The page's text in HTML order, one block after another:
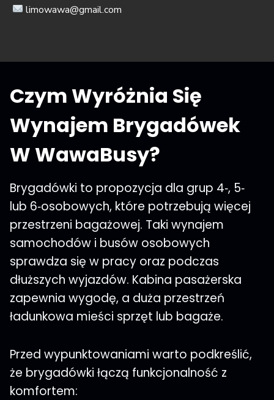
limowawa@gmail.com
Czym Wyróżnia Się
Wynajem Brygadówek
W WawaBusy?
Brygadówki to propozycja dla grup 4‑, 5‑
lub 6‑osobowych, które potrzebują więcej
przestrzeni bagażowej. Taki wynajem
samochodów i busów osobowych
sprawdza się w pracy oraz podczas
dłuższych wyjazdów. Kabina pasażerska
zapewnia wygodę, a duża przestrzeń
ładunkowa mieści sprzęt lub bagaże.
Przed wypunktowaniami warto podkreślić,
że brygadówki łączą funkcjonalność z
komfortem: